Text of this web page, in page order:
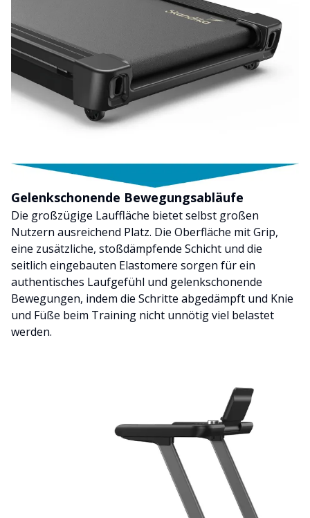
Gelenkschonende Bewegungsabläufe
Die großzügige Lauffläche bietet selbst großen
Nutzern ausreichend Platz. Die Oberfläche mit Grip,
eine zusätzliche, stoßdämpfende Schicht und die
seitlich eingebauten Elastomere sorgen für ein
authentisches Laufgefühl und gelenkschonende
Bewegungen, indem die Schritte abgedämpft und Knie
und Füße beim Training nicht unnötig viel belastet
werden.